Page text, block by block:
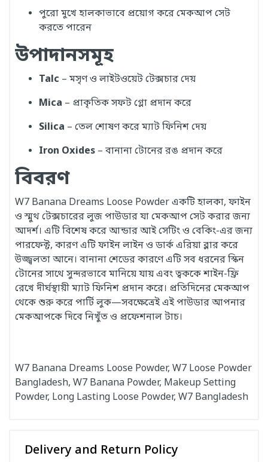
পুরো মুখে হালকাভাবে প্রয়োগ করে মেকআপ সেট
করতে পারেন
উপাদানসমূহ
Talc – মসৃণ ও লাইটওয়েট টেক্সচার দেয়
Mica – প্রাকৃতিক সফট গ্লো প্রদান করে
Silica – তেল শোষণ করে ম্যাট ফিনিশ দেয়
Iron Oxides – বানানা টোনের রঙ প্রদান করে
বিবরণ
W7 Banana Dreams Loose Powder একটি হালকা, ফাইন
ও স্মুথ টেক্সচারের লুজ পাউডার যা মেকআপ সেট করার জন্য
আদর্শ। এটি বিশেষ করে আন্ডার আই সেটিং ও বেকিং-এর জন্য
পারফেক্ট, কারণ এটি ফাইন লাইন ও ডার্ক এরিয়া ব্লার করে
উজ্জ্বলতা আনে। বানানা শেডের কারণে এটি সব ধরনের স্কিন
টোনের সাথে সুন্দরভাবে মানিয়ে যায় এবং ত্বককে শাইন-ফ্রি
রেখে দীর্ঘস্থায়ী ম্যাট ফিনিশ প্রদান করে। প্রতিদিনের মেকআপ
থেকে শুরু করে পার্টি লুক—সবক্ষেত্রেই এই পাউডার আপনার
মেকআপকে দিবে নিখুঁত ও প্রফেশনাল টাচ।
W7 Banana Dreams Loose Powder, W7 Loose Powder
Bangladesh, W7 Banana Powder, Makeup Setting
Powder, Long Lasting Loose Powder, W7 Bangladesh
Delivery and Return Policy